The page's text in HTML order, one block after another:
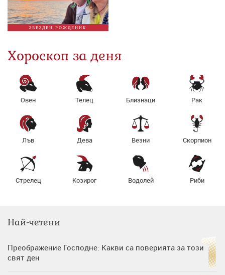
ЗВЕЗДЕН РОЖДЕНИК
Хороскоп за деня
Овен Телец Близнаци Рак
Лъв Дева Везни Скорпион
Стрелец Козирог Водолей Риби
Най-четени
Преображение Господне: Какви са поверията за този
свят ден